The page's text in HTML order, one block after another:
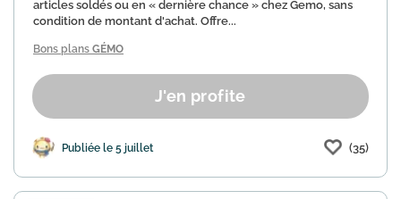
articles soldés ou en « dernière chance » chez Gemo, sans
condition de montant d'achat. Offre...
Bons plans GÉMO
J'en profite
Publiée le 5 juillet (35)